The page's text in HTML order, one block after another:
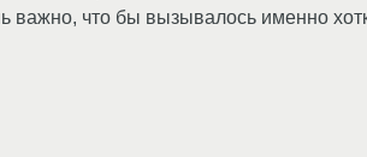
важно, что бы вызывалось именно